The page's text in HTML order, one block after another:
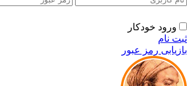
ورود خودکار
نام
رمز عبور